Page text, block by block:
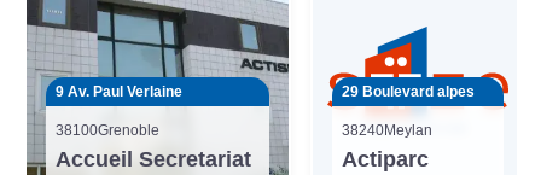
9 Av. Paul Verlaine
38100Grenoble
Accueil Secretariat
29 Boulevard alpes
38240Meylan
Actiparc